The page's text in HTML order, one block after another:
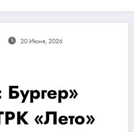
20 Июня, 2026
«Лето»